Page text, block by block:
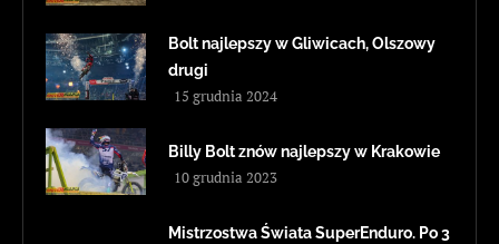
Bolt najlepszy w Gliwicach, Olszowy
drugi
15 grudnia 2024
Billy Bolt znów najlepszy w Krakowie
10 grudnia 2023
Mistrzostwa Świata SuperEnduro. Po 3